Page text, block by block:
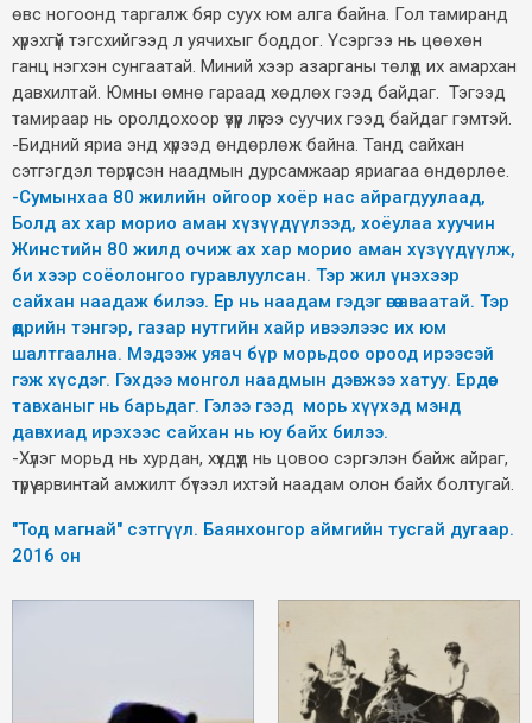
өвс ногоонд таргалж бяр суух юм алга байна. Гол тамиранд
хүрэхгүй тэгсхийгээд л уячихыг боддог. Үсэргээ нь цөөхөн
ганц нэгхэн сунгаатай. Миний хээр азарганы төлүүд их амархан
давхилтай. Юмны өмнө гараад хөдлөх гээд байдаг. Тэгээд
тамираар нь оролдохоор үзүүр лүүгээ суучих гээд байдаг гэмтэй.
-Бидний яриа энд хүрээд өндөрлөж байна. Танд сайхан
сэтгэгдэл төрүүлсэн наадмын дурсамжаар яриагаа өндөрлөе.
-Сумынхаа 80 жилийн ойгоор хоёр нас айрагдуулаад,
Болд ах хар морио аман хүзүүдүүлээд, хоёулаа хуучин
Жинстийн 80 жилд очиж ах хар морио аман хүзүүдүүлж,
би хээр соёолонгоо гуравлуулсан. Тэр жил үнэхээр
сайхан наадаж билээ. Ер нь наадам гэдэг өгөө аваатай. Тэр
өдрийн тэнгэр, газар нутгийн хайр ивээлээс их юм
шалтгаална. Мэдээж уяач бүр морьдоо ороод ирээсэй
гэж хүсдэг. Гэхдээ монгол наадмын дэвжээ хатуу. Ердөө
тавханыг нь барьдаг. Гэлээ гээд морь хүүхэд мэнд
давхиад ирэхээс сайхан нь юу байх билээ.
-Хүлэг морьд нь хурдан, хүүхдүүд нь цовоо сэргэлэн байж айраг,
түрүү арвинтай амжилт бүтээл ихтэй наадам олон байх болтугай.
"Тод магнай" сэтгүүл. Баянхонгор аймгийн тусгай дугаар.
2016 он